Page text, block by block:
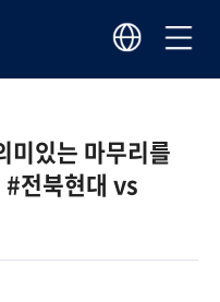
있는 마무리를
전북현대 vs